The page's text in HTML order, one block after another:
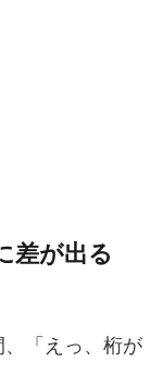
差が出る
「えっ、桁が